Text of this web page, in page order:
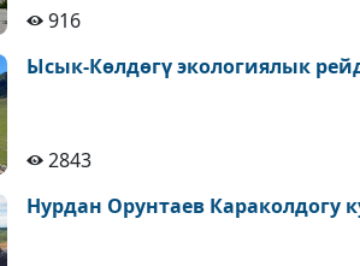
916
Ысык-Көлдөгү экологиялык
2843
Нурдан Орунтаев Караколдогу